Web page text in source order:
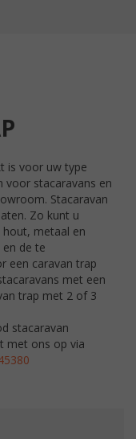
is voor uw type
voor stacaravans en
Stacaravan
Zo kunt u
metaal en
de te
een caravan trap
met een
trap met 2 of 3
stacaravan
met ons op via